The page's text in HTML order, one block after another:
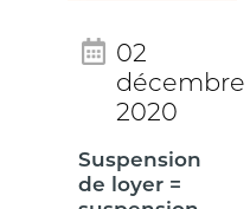
02
décembre
2020
Suspension
de loyer =